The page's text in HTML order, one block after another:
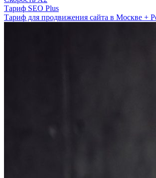
Тариф SEO Plus
Тариф для продвижения сайта в Москве +